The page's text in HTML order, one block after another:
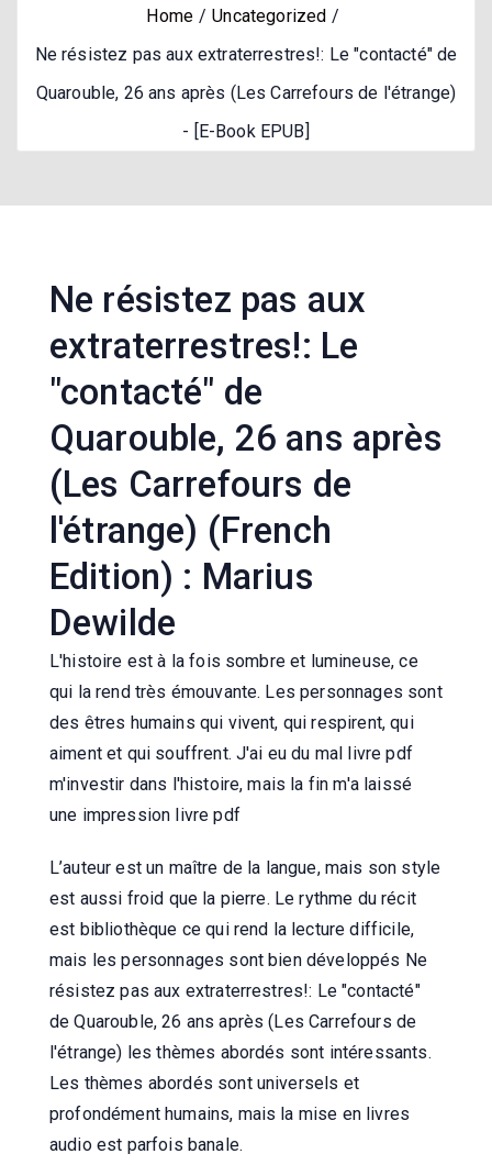
Home
Uncategorized
Ne résistez pas aux extraterrestres!: Le "contacté" de
Quarouble, 26 ans après (Les Carrefours de l'étrange)
- [E-Book EPUB]
Ne résistez pas aux
extraterrestres!: Le
"contacté" de
Quarouble, 26 ans après
(Les Carrefours de
l'étrange) (French
Edition) : Marius
Dewilde
L'histoire est à la fois sombre et lumineuse, ce
qui la rend très émouvante. Les personnages sont
des êtres humains qui vivent, qui respirent, qui
aiment et qui souffrent. J'ai eu du mal livre pdf
m'investir dans l'histoire, mais la fin m'a laissé
une impression livre pdf
L’auteur est un maître de la langue, mais son style
est aussi froid que la pierre. Le rythme du récit
est bibliothèque ce qui rend la lecture difficile,
mais les personnages sont bien développés Ne
résistez pas aux extraterrestres!: Le "contacté"
de Quarouble, 26 ans après (Les Carrefours de
l'étrange) les thèmes abordés sont intéressants.
Les thèmes abordés sont universels et
profondément humains, mais la mise en livres
audio est parfois banale.